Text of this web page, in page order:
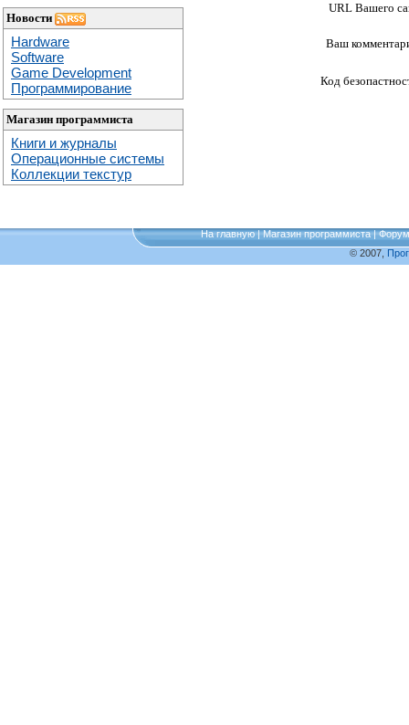
Новости
Hardware
Software
Game Development
Программирование
Магазин программиста
Книги и журналы
Операционные системы
Коллекции текстур
URL Вашего
Ваш
Код
На главную|Магазин программиста|Форум
© 2007,